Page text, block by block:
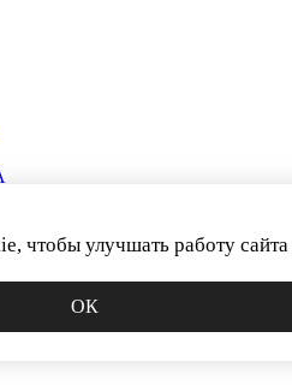
чтобы улучшать работу сайта
ОК